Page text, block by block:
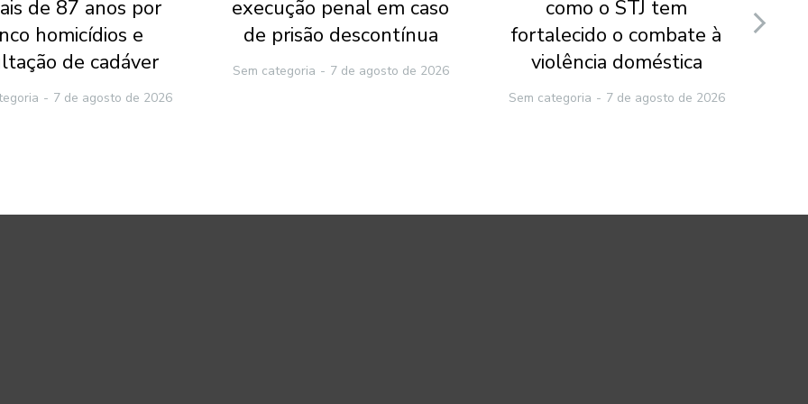
de 87 anos por
homicídios e
de cadáver
7 de agosto de 2026
execução penal em caso
de prisão descontínua
Sem categoria 7 de agosto de 2026
como o STJ tem
fortalecido o combate à
violência doméstica
Sem categoria 7 de agosto de 2026